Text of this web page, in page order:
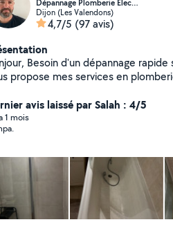
Dépannage Plomberie Elec…
Dijon (Les Valendons)
4,7/5 (97 avis)
rapide sur Dijon ? Je
propose mes services en
rapide : Fuite d'eau / problème de
/ disjoncteur / prises
en panne / radiateur / Mes engagements :
Conseils professionnels Tarifs clairs
en portage salarial : Facture fournie
professionnelle Prestation déclarée Zone :
alentours Disponible immédiatement
moi pour un devis rapide !
avis laissé par Salah : 4/5
1 mois